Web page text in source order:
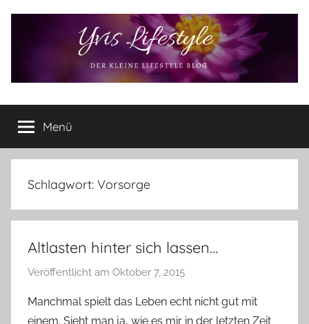
Yvis
Lifestyle
Lifestyle
Blog
–
Lifestyle,
Produkttests
vieles
Menü
Schlagwort: Vorsorge
Altlasten hinter sich lassen…
Veröffentlicht am Oktober 7, 2015
n
Manchmal spielt das Leben echt nicht gut mit
einem. Sieht man ja, wie es mir in der letzten Zeit